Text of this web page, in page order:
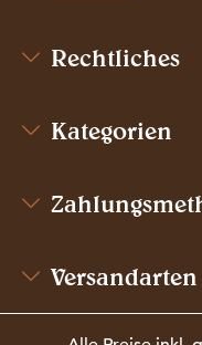
Rechtliches
Kategorien
Versandarten